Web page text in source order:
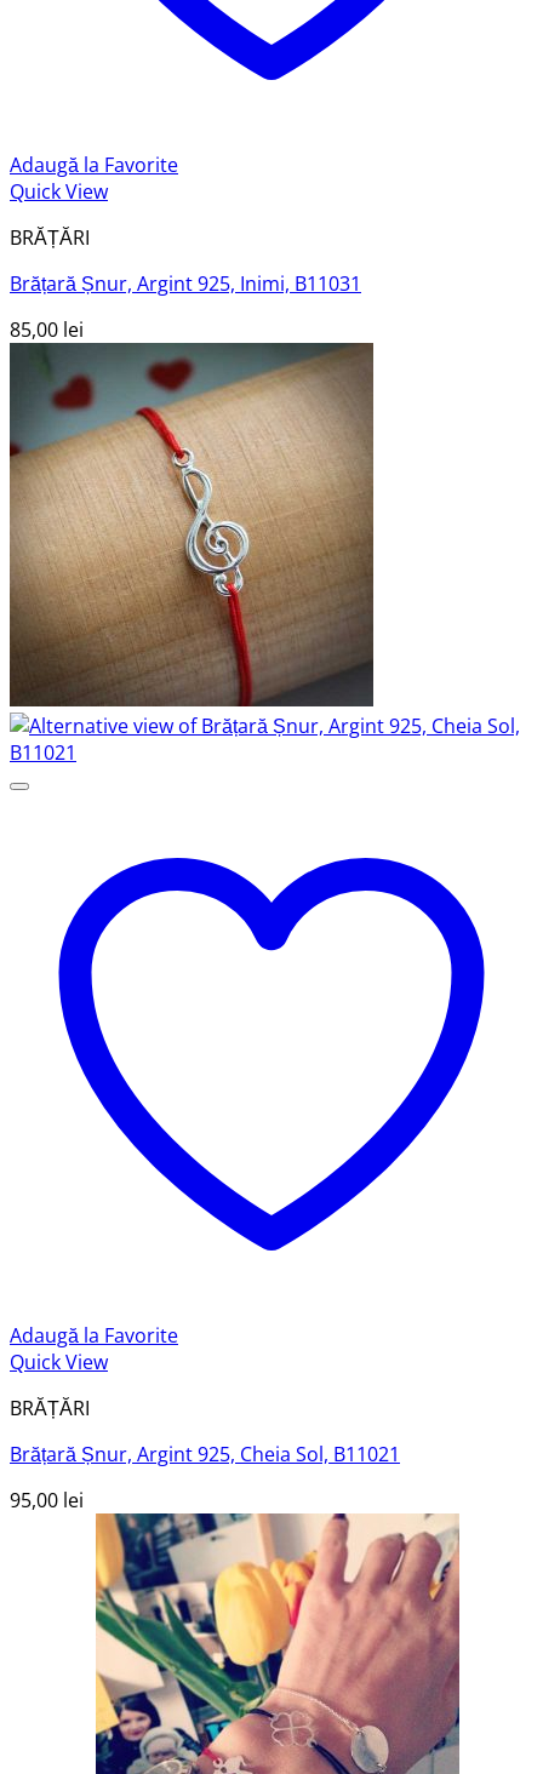
Adaugă la Favorite
Quick View
BRĂȚĂRI
Brățară Șnur, Argint 925, Inimi, B11031
85,00 lei
Adaugă la Favorite
Quick View
BRĂȚĂRI
Brățară Șnur, Argint 925, Cheia Sol, B11021
95,00 lei